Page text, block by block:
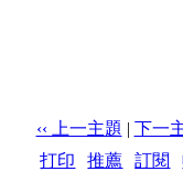
‹‹ 上一主題 | 下一
打印 |推薦 |訂閱 |